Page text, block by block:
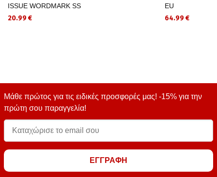
ISSUE WORDMARK SS
20.99 €
EU
64.99 €
Μάθε πρώτος για τις ειδικές προσφορές μας! -15% για την
πρώτη σου παραγγελία!
ΕΓΓΡΑΦΗ